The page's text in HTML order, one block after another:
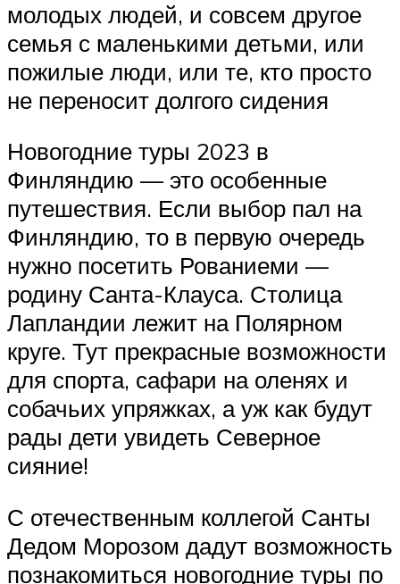
молодых людей, и совсем другое
семья с маленькими детьми, или
пожилые люди, или те, кто просто
не переносит долгого сидения
Новогодние туры 2023 в
Финляндию — это особенные
путешествия. Если выбор пал на
Финляндию, то в первую очередь
нужно посетить Рованиеми —
родину Санта-Клауса. Столица
Лапландии лежит на Полярном
круге. Тут прекрасные возможности
для спорта, сафари на оленях и
собачьих упряжках, а уж как будут
рады дети увидеть Северное
сияние!
С отечественным коллегой Санты
Дедом Морозом дадут возможность
познакомиться новогодние туры по